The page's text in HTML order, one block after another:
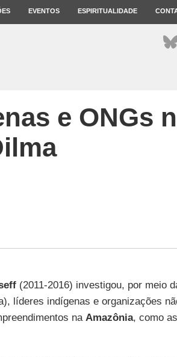
EVENTOS ESPIRITUALIDADE
e ONGs
(2011-2016) investigou, por meio
líderes indígenas e organizações
na Amazônia, como